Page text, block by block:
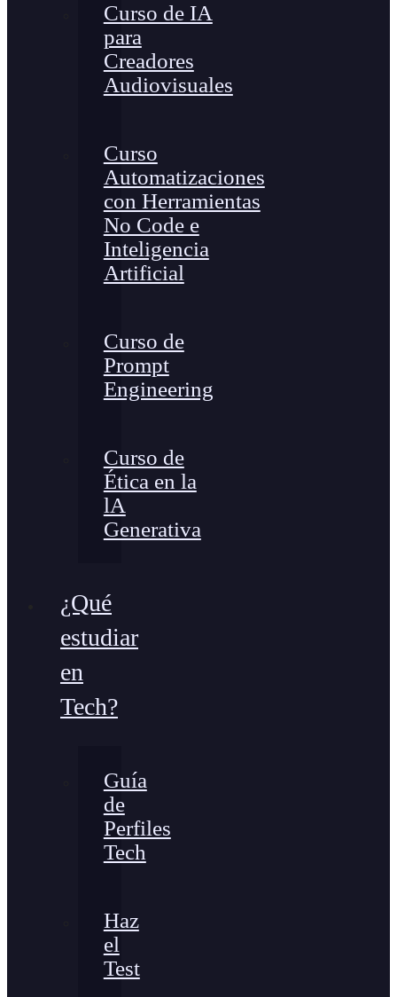
Curso de IA
para
Creadores
Audiovisuales
Curso
Automatizaciones
con Herramientas
No Code e
Inteligencia
Artificial
Curso de
Prompt
Engineering
Curso de
Ética en la
lA
Generativa
¿Qué
estudiar
en
Tech?
Guía
de
Perfiles
Tech
Haz
el
Test